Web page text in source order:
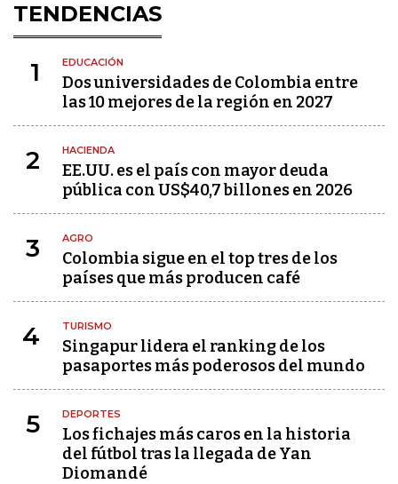
TENDENCIAS
1 EDUCACIÓN
Dos universidades de Colombia entre
las 10 mejores de la región en 2027
2 HACIENDA
EE.UU. es el país con mayor deuda
pública con US$40,7 billones en 2026
3 AGRO
Colombia sigue en el top tres de los
países que más producen café
4 TURISMO
Singapur lidera el ranking de los
pasaportes más poderosos del mundo
5 DEPORTES
Los fichajes más caros en la historia
del fútbol tras la llegada de Yan
Diomandé